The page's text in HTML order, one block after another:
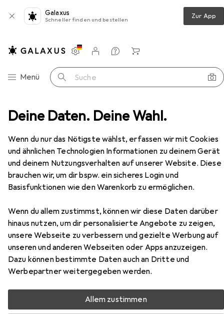
Deine Daten. Deine Wahl.
Wenn du nur das Nötigste wählst, erfassen wir mit Cookies
und ähnlichen Technologien Informationen zu deinem Gerät
und deinem Nutzungsverhalten auf unserer Website. Diese
brauchen wir, um dir bspw. ein sicheres Login und
Basisfunktionen wie den Warenkorb zu ermöglichen.
Wenn du allem zustimmst, können wir diese Daten darüber
hinaus nutzen, um dir personalisierte Angebote zu zeigen,
unsere Webseite zu verbessern und gezielte Werbung auf
unseren und anderen Webseiten oder Apps anzuzeigen.
Dazu können bestimmte Daten auch an Dritte und
Werbepartner weitergegeben werden.
Allem zustimmen
Galaxus
Schneller finden und bestellen Zur App
Navigation nach Kategorien
Menü Suche
Einstellungen
Kundenkonto
Vergleichslisten
Merklisten
Warenkorb
Spiele + Puzzles Puzzle Wild Gin Lovers
EUR
20,90
WildGin Lovers
Zubehör für Wild Gin Lovers
Hier findest du passendes Zubehör zum Produkt Wild Gin